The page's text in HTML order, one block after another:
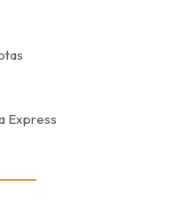
Express